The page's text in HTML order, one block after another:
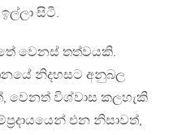
සිටී.
වෙනස් තත්වයකි.
නිදහසට අනුබල
වෙනත් විශ්වාස කලහැකි
එන නිසාවත්,